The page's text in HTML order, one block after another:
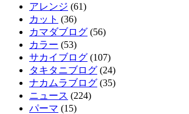
アレンジ (61)
カット (36)
カマダブログ (56)
カラー (53)
サカイブログ (107)
タキタニブログ (24)
ナカムラブログ (35)
ニュース (224)
パーマ (15)